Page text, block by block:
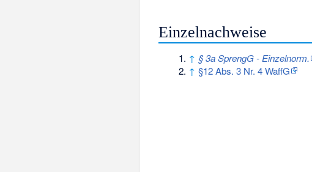
Einzelnachweise
↑ § 3a SprengG - Einzelnorm.
↑ §12 Abs. 3 Nr. 4 WaffG